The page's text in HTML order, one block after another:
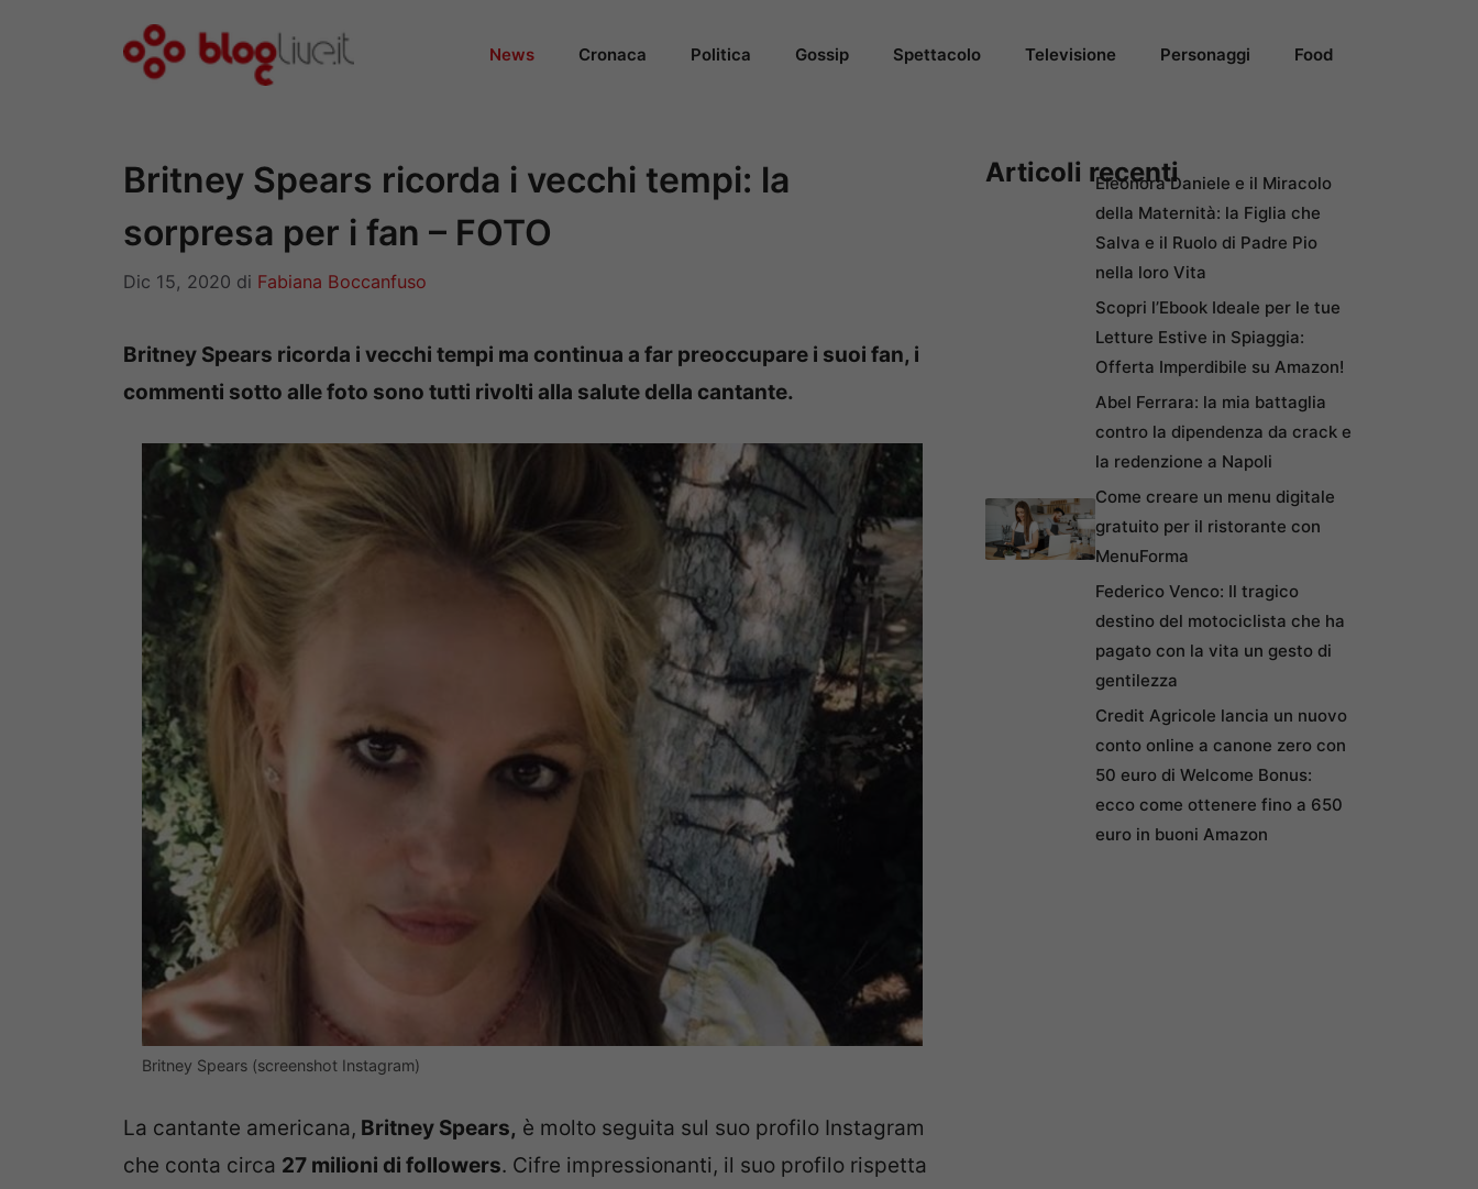
News Cronaca Politica Gossip Spettacolo Televisione Personaggi Food
Britney Spears ricorda i vecchi tempi: la
sorpresa per i fan – FOTO
Dic 15, 2020 di Fabiana Boccanfuso
Britney Spears ricorda i vecchi tempi ma continua a far preoccupare i suoi fan, i
commenti sotto alle foto sono tutti rivolti alla salute della cantante.
Britney Spears (screenshot Instagram)
La cantante americana, Britney Spears, è molto seguita sul suo profilo Instagram
che conta circa 27 milioni di followers. Cifre impressionanti, il suo profilo rispetta
Articoli recentiEleonora Daniele e il Miracolo
della Maternità: la Figlia che
Salva e il Ruolo di Padre Pio
nella loro Vita
Scopri l’Ebook Ideale per le tue
Letture Estive in Spiaggia:
Offerta Imperdibile su Amazon!
Abel Ferrara: la mia battaglia
contro la dipendenza da crack e
la redenzione a Napoli
Come creare un menu digitale
gratuito per il ristorante con
MenuForma
Federico Venco: Il tragico
destino del motociclista che ha
pagato con la vita un gesto di
gentilezza
Credit Agricole lancia un nuovo
conto online a canone zero con
50 euro di Welcome Bonus:
ecco come ottenere fino a 650
euro in buoni Amazon